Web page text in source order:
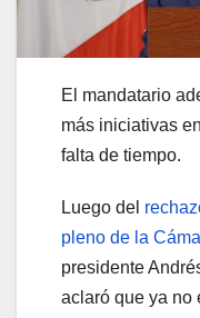
El mandatario
más iniciativas
falta de tiempo.
Luego del
pleno de la
presidente
aclaró que ya no